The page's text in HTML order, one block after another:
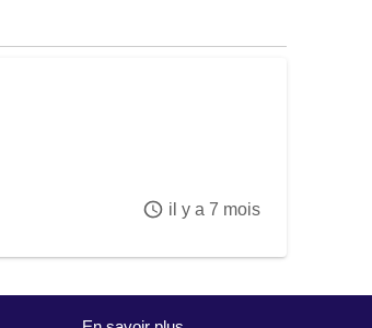
il y a 7 mois